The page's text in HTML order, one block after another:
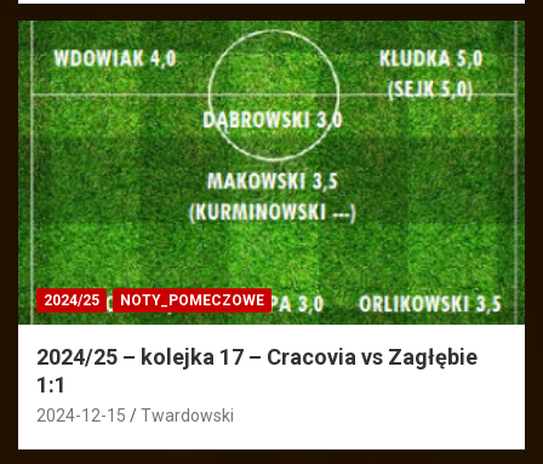
2024/25 NOTY_POMECZOWE
2024/25 – kolejka 17 – Cracovia vs Zagłębie
1:1
2024-12-15 Twardowski